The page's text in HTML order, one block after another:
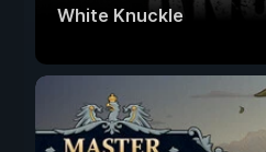
White Knuckle